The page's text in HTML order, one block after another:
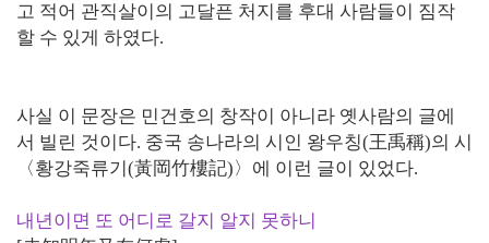
고 적어 관직살이의 고달픈 처지를 후대 사람들이 짐작
할 수 있게 하였다.
사실 이 문장은 민건호의 창작이 아니라 옛사람의 글에
서 빌린 것이다. 중국 송나라의 시인 왕우칭(王禹稱)의 시
〈황강죽류기(黃岡竹樓記)〉에 이런 글이 있었다.
내년이면 또 어디로 갈지 알지 못하니